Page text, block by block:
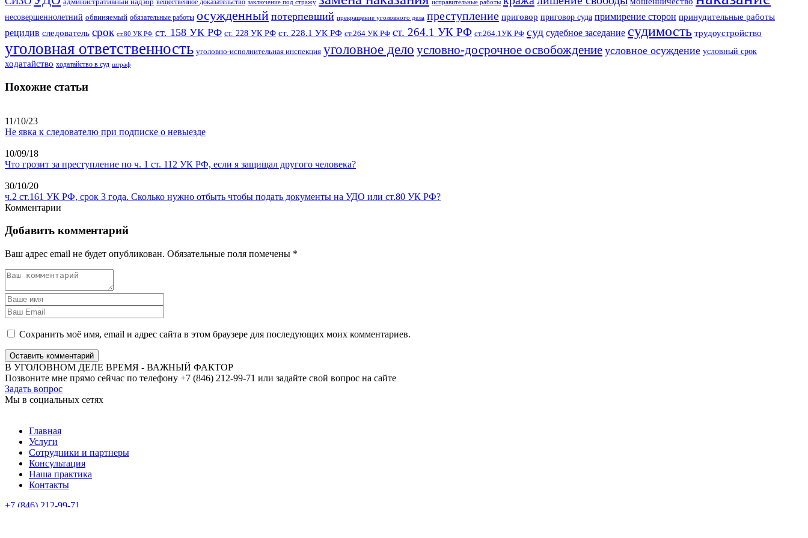
административный надзор вещественное доказательство заключение под стражу исправительные работы
несовершеннолетний обвиняемый обязательные работы осужденный потерпевший прекращение уголовного дела преступление приговор приговор суда примирение сторон принудительные работы
рецидив следователь срок ст.80 УК РФ ст. 158 УК РФ ст. 228 УК РФ ст. 228.1 УК РФ ст.264 УК РФ ст. 264.1 УК РФ ст.264.1УК РФ суд судебное заседание судимость трудоустройство
уголовная ответственность уголовно-исполнительная инспекция уголовное дело условно-досрочное освобождение условное осуждение условный срок
ходатайство ходатайство в суд штраф
Похожие статьи
11/10/23
Не явка к следователю при подписке о невыезде
10/09/18
Что грозит за преступление по ч. 1 ст. 112 УК РФ, если я защищал другого человека?
30/10/20
ч.2 ст.161 УК РФ, срок 3 года. Сколько нужно отбыть чтобы подать документы на УДО или ст.80 УК РФ?
Комментарии
Добавить комментарий
Ваш адрес email не будет опубликован. Обязательные поля помечены *
Сохранить моё имя, email и адрес сайта в этом браузере для последующих моих комментариев.
Оставить комментарий
В УГОЛОВНОМ ДЕЛЕ ВРЕМЯ - ВАЖНЫЙ ФАКТОР
Позвоните мне прямо сейчас по телефону +7 (846) 212-99-71 или задайте свой вопрос на сайте
Задать вопрос
Мы в социальных сетях
Главная
Услуги
Сотрудники и партнеры
Консультация
Наша практика
Контакты
+7 (846) 212-99-71